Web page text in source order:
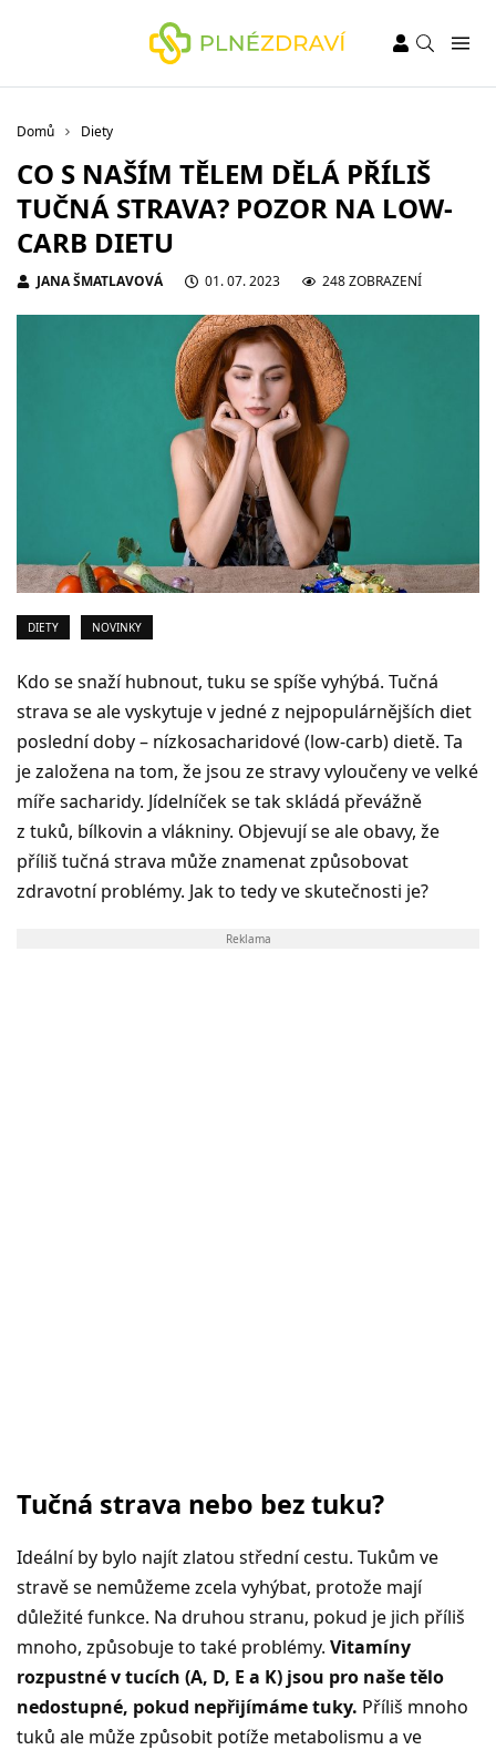
Domů Diety
CO S NAŠÍM TĚLEM DĚLÁ PŘÍLIŠ
TUČNÁ STRAVA? POZOR NA LOW-
CARB DIETU
JANA ŠMATLAVOVÁ 01. 07. 2023 248 ZOBRAZENÍ
DIETY NOVINKY
Kdo se snaží hubnout, tuku se spíše vyhýbá. Tučná
strava se ale vyskytuje v jedné z nejpopulárnějších diet
poslední doby – nízkosacharidové (low-carb) dietě. Ta
je založena na tom, že jsou ze stravy vyloučeny ve velké
míře sacharidy. Jídelníček se tak skládá převážně
z tuků, bílkovin a vlákniny. Objevují se ale obavy, že
příliš tučná strava může znamenat způsobovat
zdravotní problémy. Jak to tedy ve skutečnosti je?
Reklama
Tučná strava nebo bez tuku?
Ideální by bylo najít zlatou střední cestu. Tukům ve
stravě se nemůžeme zcela vyhýbat, protože mají
důležité funkce. Na druhou stranu, pokud je jich příliš
mnoho, způsobuje to také problémy. Vitamíny
rozpustné v tucích (A, D, E a K) jsou pro naše tělo
nedostupné, pokud nepřijímáme tuky. Příliš mnoho
tuků ale může způsobit potíže metabolismu a ve